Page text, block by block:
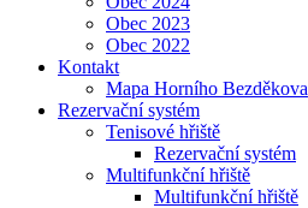
Obec 2023
Obec 2022
Kontakt
Mapa Horního Bezděkova
Rezervační systém
Tenisové hřiště
Rezervační systém
Multifunkční hřiště
Multifunkční hřiště